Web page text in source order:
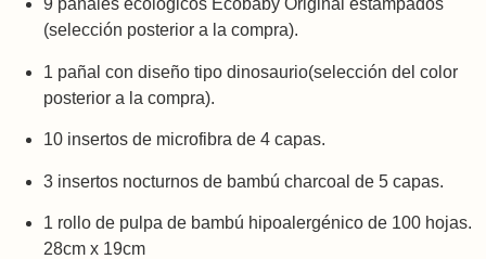
9 pañales ecológicos Ecobaby Original estampados
(selección posterior a la compra).
1 pañal con diseño tipo dinosaurio(selección del color
posterior a la compra).
10 insertos de microfibra de 4 capas.
3 insertos nocturnos de bambú charcoal de 5 capas.
1 rollo de pulpa de bambú hipoalergénico de 100 hojas.
28cm x 19cm